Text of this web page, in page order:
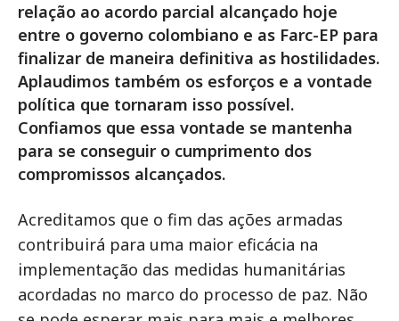
relação ao acordo parcial alcançado hoje
entre o governo colombiano e as Farc-EP para
finalizar de maneira definitiva as hostilidades.
Aplaudimos também os esforços e a vontade
política que tornaram isso possível.
Confiamos que essa vontade se mantenha
para se conseguir o cumprimento dos
compromissos alcançados.
Acreditamos que o fim das ações armadas
contribuirá para uma maior eficácia na
implementação das medidas humanitárias
acordadas no marco do processo de paz. Não